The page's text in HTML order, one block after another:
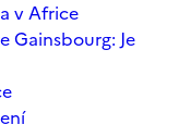
v Africe
Gainsbourg: Je